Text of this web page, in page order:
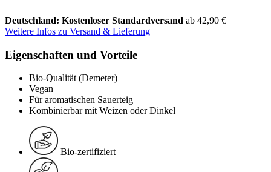
Deutschland: Kostenloser Standardversand ab 42,90 €
Weitere Infos zu Versand & Lieferung
Eigenschaften und Vorteile
Bio-Qualität (Demeter)
Vegan
Für aromatischen Sauerteig
Kombinierbar mit Weizen oder Dinkel
Bio-zertifiziert